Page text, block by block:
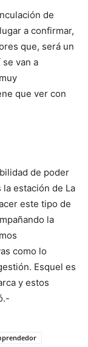
de
a confirmar,
que, será un
van a
que ver con
de poder
estación de La
este tipo de
la
como lo
Esquel es
y estos